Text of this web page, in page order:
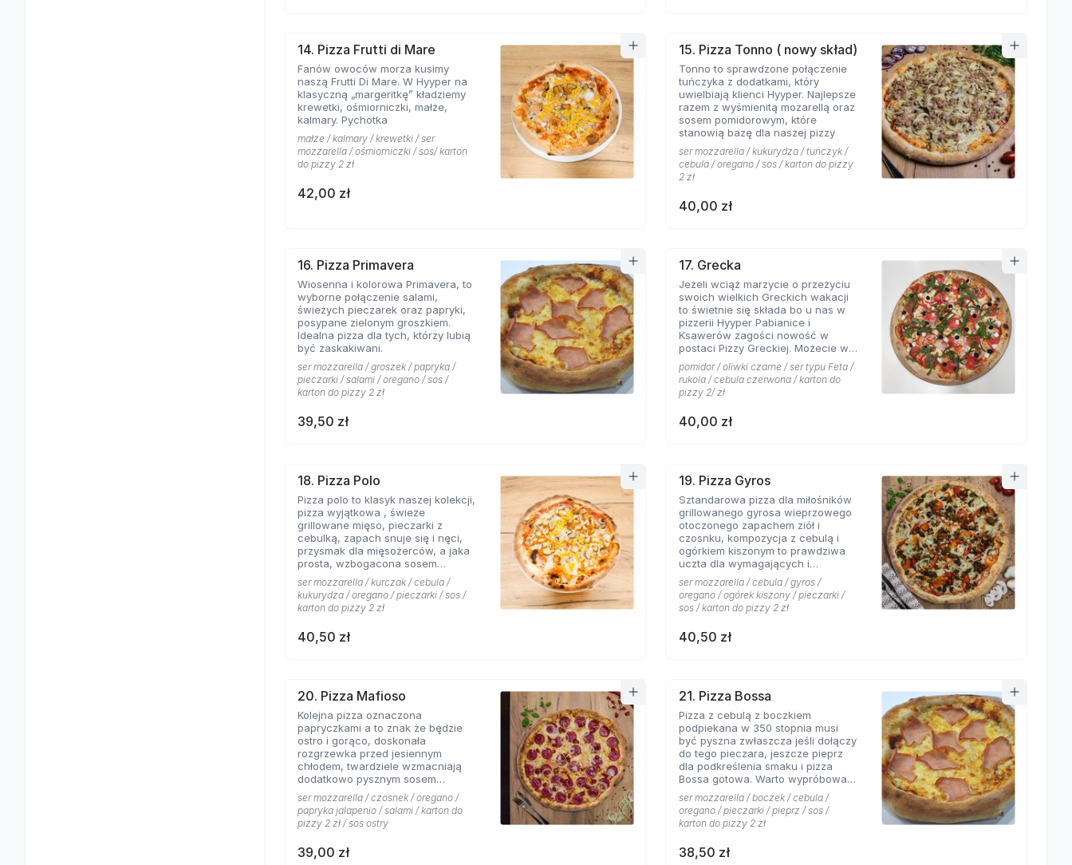
14. Pizza Frutti di Mare
Fanów owoców morza kusimy
naszą Frutti Di Mare. W Hyyper na
klasyczną „margeritkę” kładziemy
krewetki, ośmiorniczki, małże,
kalmary. Pychotka
małże / kalmary / krewetki / ser
mozzarella / ośmiorniczki / sos/ karton
do pizzy 2 zł
42,00 zł
15. Pizza Tonno ( nowy skład)
Tonno to sprawdzone połączenie
tuńczyka z dodatkami, który
uwielbiają klienci Hyyper. Najlepsze
razem z wyśmienitą mozarellą oraz
sosem pomidorowym, które
stanowią bazę dla naszej pizzy
ser mozzarella / kukurydza / tuńczyk /
cebula / oregano / sos / karton do pizzy
2 zł
40,00 zł
16. Pizza Primavera
Wiosenna i kolorowa Primavera, to
wyborne połączenie salami,
świeżych pieczarek oraz papryki,
posypane zielonym groszkiem.
Idealna pizza dla tych, którzy lubią
być zaskakiwani.
ser mozzarella / groszek / papryka /
pieczarki / salami / oregano / sos /
karton do pizzy 2 zł
39,50 zł
17. Grecka
Jeżeli wciąż marzycie o przeżyciu
swoich wielkich Greckich wakacji
to świetnie się składa bo u nas w
pizzerii Hyyper Pabianice i
Ksawerów zagości nowość w
postaci Pizzy Greckiej. Możecie w
niej liczyć na dodatek iście
greckich składników,
przywołujących na myśl
piaszczyste plaże i ciepły klimat -
smak doskonale współgra z
charakteru. Jest to pizza dla
miłośników wyjątkowych smaków,
którzy nie boją się poznawać
nowych połączeń.
pomidor / oliwki czarne / ser typu Feta /
rukola / cebula czerwona / karton do
pizzy 2/ zł
40,00 zł
18. Pizza Polo
Pizza polo to klasyk naszej kolekcji,
pizza wyjątkowa , świeże
grillowane mięso, pieczarki z
cebulką, zapach snuje się i nęci,
przysmak dla mięsożerców, a jaka
prosta, wzbogacona sosem
jogurtowo czosnkowym zadowala
od lat Gości Pizzerii Hyyper.
ser mozzarella / kurczak / cebula /
kukurydza / oregano / pieczarki / sos /
karton do pizzy 2 zł
40,50 zł
19. Pizza Gyros
Sztandarowa pizza dla miłośników
grillowanego gyrosa wieprzowego
otoczonego zapachem ziół i
czosnku, kompozycja z cebulą i
ogórkiem kiszonym to prawdziwa
uczta dla wymagających i
koneserów których pizzeria Hyyper
ceni najbardziej. . Chodzą słuchy,
że gyros Hyyper jest najlepszy w
mieście
ser mozzarella / cebula / gyros /
oregano / ogórek kiszony / pieczarki /
sos / karton do pizzy 2 zł
40,50 zł
20. Pizza Mafioso
Kolejna pizza oznaczona
papryczkami a to znak że będzie
ostro i gorąco, doskonała
rozgrzewka przed jesiennym
chłodem, twardziele wzmacniają
dodatkowo pysznym sosem
pomidorowym pikantnym, uf jak
gorąco.
ser mozzarella / czosnek / oregano /
papryka jalapenio / salami / karton do
pizzy 2 zł / sos ostry
39,00 zł
21. Pizza Bossa
Pizza z cebulą z boczkiem
podpiekana w 350 stopnia musi
być pyszna zwłaszcza jeśli dołączy
do tego pieczara, jeszcze pieprz
dla podkreślenia smaku i pizza
Bossa gotowa. Warto wypróbować
wszystkie sosy dostępne w Pizzerii
Hyyper a mamy ich cztery rodzaje:
pomidorowy łagodny, pomidorowy
pikantny, jogurtowo-czosnkowy
niepowtarzalny w smaku.
ser mozzarella / boczek / cebula /
oregano / pieczarki / pieprz / sos /
karton do pizzy 2 zł
38,50 zł